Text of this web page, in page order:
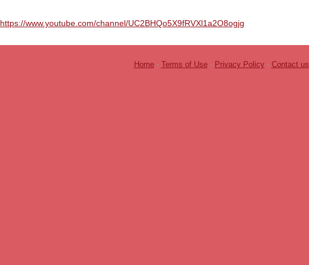
https://www.youtube.com/channel/UC2BHQo5X9fRVXl1a2O8ogjg
Home- Terms of Use- Privacy Policy - Contact us